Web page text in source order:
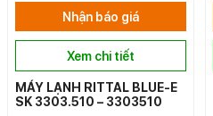
Nhận báo giá
Xem chi tiết
MÁY LẠNH RITTAL BLUE-E
SK 3303.510 – 3303510